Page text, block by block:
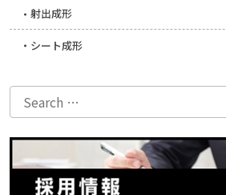
射出成形
シート成形